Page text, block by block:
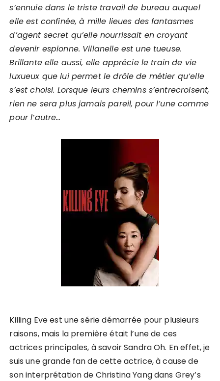
s’ennuie dans le triste travail de bureau auquel
elle est confinée, à mille lieues des fantasmes
d’agent secret qu’elle nourrissait en croyant
devenir espionne. Villanelle est une tueuse.
Brillante elle aussi, elle apprécie le train de vie
luxueux que lui permet le drôle de métier qu’elle
s’est choisi. Lorsque leurs chemins s’entrecroisent,
rien ne sera plus jamais pareil, pour l’une comme
pour l’autre…
Killing Eve est une série démarrée pour plusieurs
raisons, mais la première était l’une de ces
actrices principales, à savoir Sandra Oh. En effet, je
suis une grande fan de cette actrice, à cause de
son interprétation de Christina Yang dans Grey’s